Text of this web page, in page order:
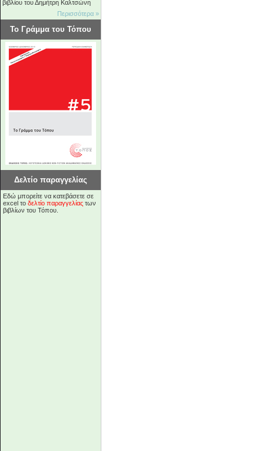
βιβλίου του Δημήτρη Καλτσώνη
Περισσότερα »
Το Γράμμα του Τόπου
Δελτίο παραγγελίας
Εδώ μπορείτε να κατεβάσετε σε
excel το δελτίο παραγγελίας των
βιβλίων του Τόπου.